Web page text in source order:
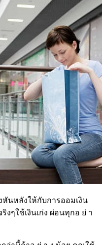
หันหลังให้กับการออมเงิน
ๆใช้เงินเก่ง ผ่อนทุกอ ย่ า